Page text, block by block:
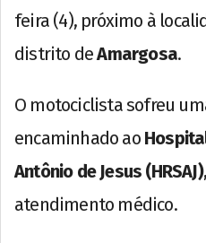
feira (4), próximo à
distrito deAmargosa.
O motociclista sofreu
encaminhado ao
Antônio de Jesus (HRSAJ)
atendimento médico.